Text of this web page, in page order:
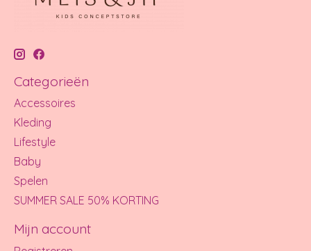
Categorieën
Accessoires
Kleding
Lifestyle
Baby
Spelen
SUMMER SALE 50% KORTING
Mijn account